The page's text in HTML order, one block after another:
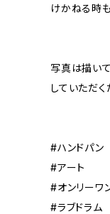
けかねる時
写真は描い
していただ
#ハンドパン
#アート
#オンリーワ
#ラブドラム